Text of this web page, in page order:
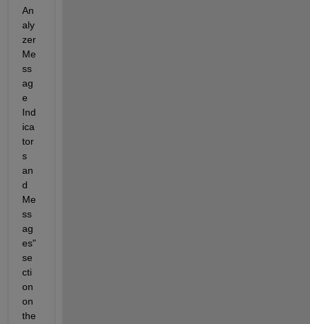
An
aly
zer
Me
ss
ag
e
Ind
ica
tor
s
an
d
Me
ss
ag
es"
se
cti
on
on
the